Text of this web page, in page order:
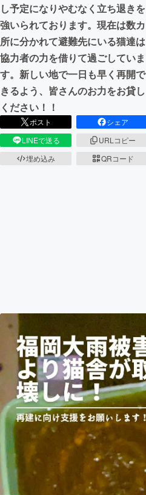
し予定になりやむなく立ち退きを
強いられております。現在は数カ
所に分かれて避難先にいる猫達は
協力者の力を借りて過ごしていま
す。新しい地で一日も早く再開で
きるよう、皆さんのお力をお貸し
ください！！
ポスト
シェア
LINEで送る
URLコピー
埋め込み
QRコード